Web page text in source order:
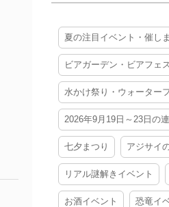
夏の注目イベント・催し
ビアガーデン・ビアフェス
水かけ祭り・ウォーター
2026年9月19日～23日の
七夕まつり アジサイ
リアル謎解きイベント
お酒イベント 恐竜イ